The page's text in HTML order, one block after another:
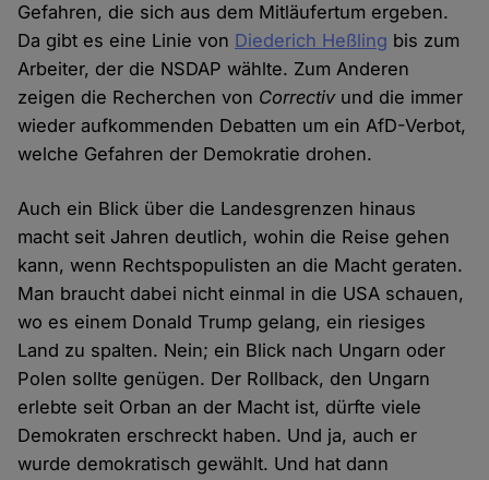
Gefahren, die sich aus dem Mitläufertum ergeben.
Da gibt es eine Linie von Diederich Heßling bis zum
Arbeiter, der die NSDAP wählte. Zum Anderen
zeigen die Recherchen von Correctivund die immer
wieder aufkommenden Debatten um ein AfD-Verbot,
welche Gefahren der Demokratie drohen.
Auch ein Blick über die Landesgrenzen hinaus
macht seit Jahren deutlich, wohin die Reise gehen
kann, wenn Rechtspopulisten an die Macht geraten.
Man braucht dabei nicht einmal in die USA schauen,
wo es einem Donald Trump gelang, ein riesiges
Land zu spalten. Nein; ein Blick nach Ungarn oder
Polen sollte genügen. Der Rollback, den Ungarn
erlebte seit Orban an der Macht ist, dürfte viele
Demokraten erschreckt haben. Und ja, auch er
wurde demokratisch gewählt. Und hat dann